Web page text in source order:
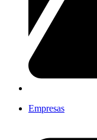
Empresas